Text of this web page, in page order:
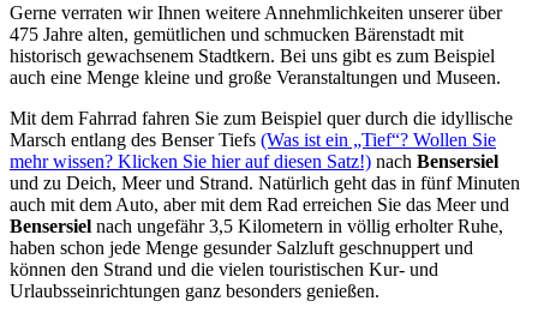
Gerne verraten wir Ihnen weitere Annehmlichkeiten unserer über
475 Jahre alten, gemütlichen und schmucken Bärenstadt mit
historisch gewachsenem Stadtkern. Bei uns gibt es zum Beispiel
auch eine Menge kleine und große Veranstaltungen und Museen.
Mit dem Fahrrad fahren Sie zum Beispiel quer durch die idyllische
Marsch entlang des Benser Tiefs (Was ist ein „Tief“? Wollen Sie
mehr wissen? Klicken Sie hier auf diesen Satz!) nach Bensersiel
und zu Deich, Meer und Strand. Natürlich geht das in fünf Minuten
auch mit dem Auto, aber mit dem Rad erreichen Sie das Meer und
Bensersiel nach ungefähr 3,5 Kilometern in völlig erholter Ruhe,
haben schon jede Menge gesunder Salzluft geschnuppert und
können den Strand und die vielen touristischen Kur- und
Urlaubsseinrichtungen ganz besonders genießen.